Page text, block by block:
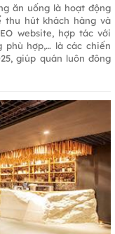
ăn uống là hoạt động
thu hút khách hàng và
website, hợp tác với
phù hợp,… là các chiến
giúp quán luôn đông